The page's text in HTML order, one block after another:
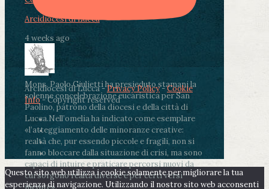
Arcidiocesi di Lucca
4 weeks ago
Mons. Paolo Giulietti ha presieduto stamani la
solenne concelebrazione eucaristica per San
Paolino, patrono della diocesi e della città di
Lucca.Nell’omelia ha indicato come esemplare
«l’atteggiamento delle minoranze creative:
realtà che, pur essendo piccole e fragili, non si
fanno bloccare dalla situazione di crisi, ma sono
capaci di intuire e praticare percorsi nuovi da
cui sorgono realtà diverse e per certi versi
inedite».
Arcidiocesi di Lucca -Privacy Policy-Cookie
Info- Copyright reserved
Questo sito web utilizza i cookie solamente per migliorare la tua
esperienza di navigazione. Utilizzando il nostro sito web acconsenti